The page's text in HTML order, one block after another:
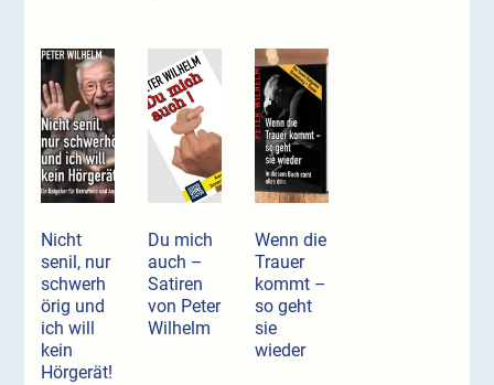
Nicht
senil, nur
schwerh
örig und
ich will
kein
Hörgerät!
Du mich
auch –
Satiren
von Peter
Wilhelm
Wenn die
Trauer
kommt –
so geht
sie
wieder